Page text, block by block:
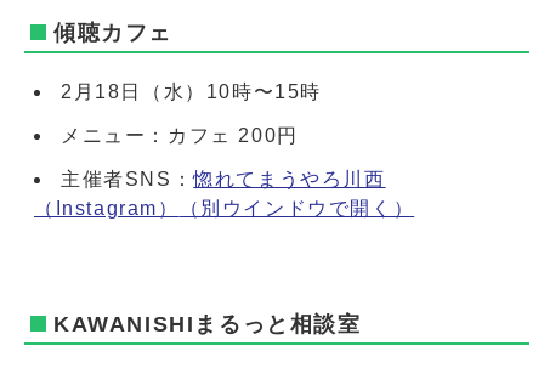
傾聴カフェ
2月18日（水）10時〜15時
メニュー：カフェ 200円
主催者SNS：惚れてまうやろ川西
（Instagram）
（別ウインドウで開く）
KAWANISHIまるっと相談室